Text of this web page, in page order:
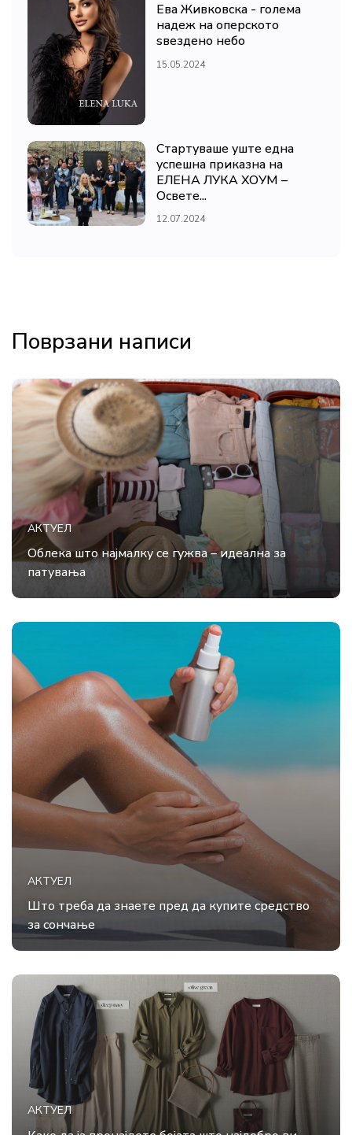
Ева Живковска - голема
надеж на оперското
ѕвездено небо
15.05.2024
Стартуваше уште една
успешна приказна на
ЕЛЕНА ЛУКА ХОУМ –
Освете...
12.07.2024
Поврзани написи
АКТУЕЛ
Облека што најмалку се гужва – идеална за
патувања
АКТУЕЛ
Што треба да знаете пред да купите средство
за сончање
АКТУЕЛ